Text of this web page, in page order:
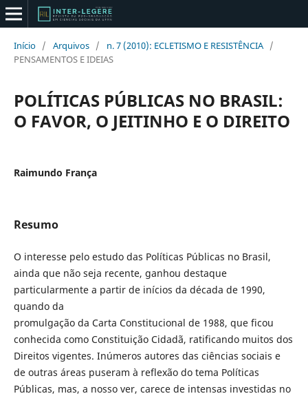
Início / Arquivos / n. 7 (2010): ECLETISMO E RESISTÊNCIA /
PENSAMENTOS E IDEIAS
POLÍTICAS PÚBLICAS NO BRASIL:
O FAVOR, O JEITINHO E O DIREITO
Raimundo França
Resumo
O interesse pelo estudo das Políticas Públicas no Brasil,
ainda que não seja recente, ganhou destaque
particularmente a partir de inícios da década de 1990,
quando da
promulgação da Carta Constitucional de 1988, que ficou
conhecida como Constituição Cidadã, ratificando muitos dos
Direitos vigentes. Inúmeros autores das ciências sociais e
de outras áreas puseram à reflexão do tema Políticas
Públicas, mas, a nosso ver, carece de intensas investidas no